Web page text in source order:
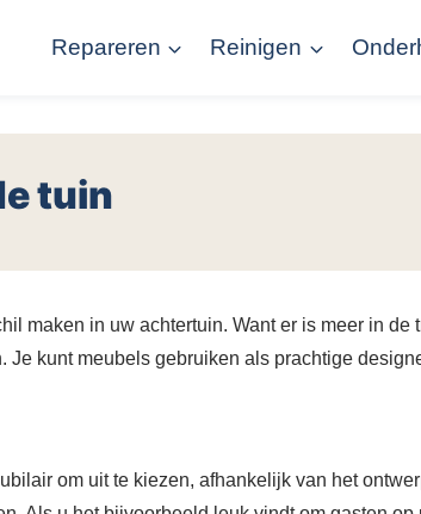
Repareren Reinigen
tuin
maken in uw achtertuin. Want er is meer in de
Je kunt meubels gebruiken als prachtige
om uit te kiezen, afhankelijk van het